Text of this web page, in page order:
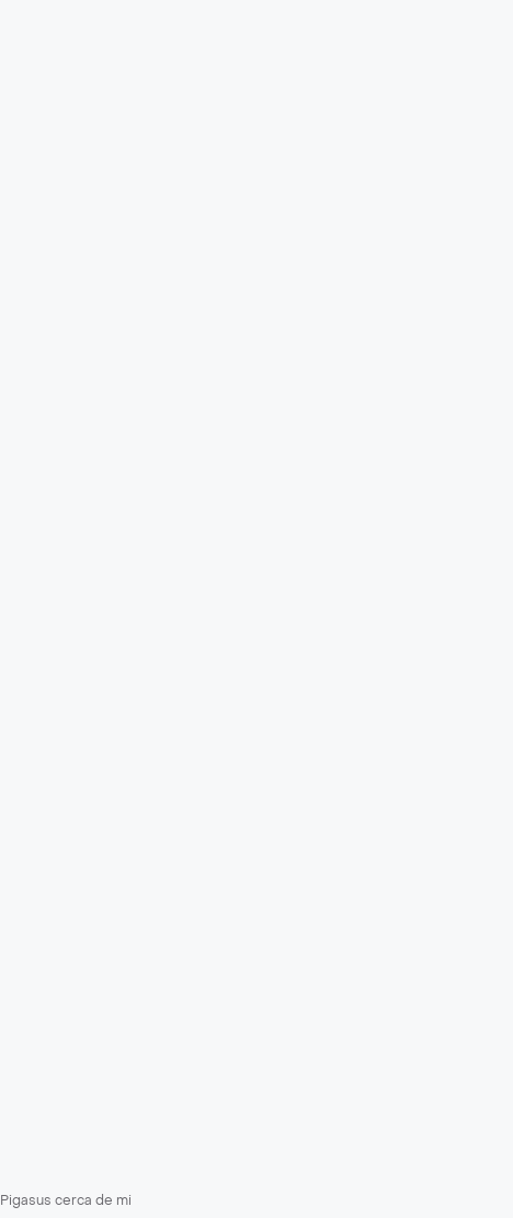
Pigasus cerca de mi